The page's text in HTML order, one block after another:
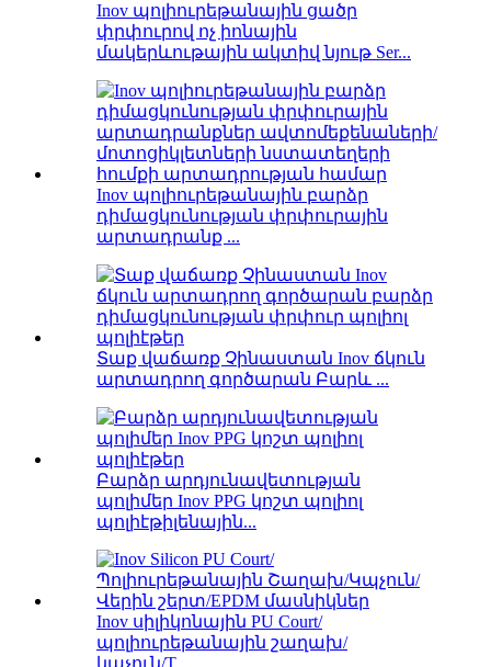
Inov պոլիուրեթանային ցածր
փրփուրով ոչ իոնային
մակերևութային ակտիվ նյութ Ser...
Inov պոլիուրեթանային բարձր
դիմացկունության փրփուրային
արտադրանք ...
Տաք վաճառք Չինաստան Inov ճկուն
արտադրող գործարան Բարև ...
Բարձր արդյունավետության
պոլիմեր Inov PPG կոշտ պոլիոլ
պոլիէթիլենային...
Inov սիլիկոնային PU Court/
պոլիուրեթանային շաղախ/